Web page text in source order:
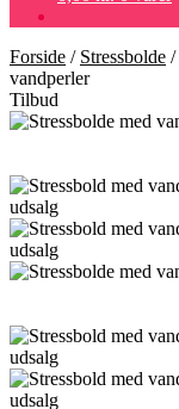
Forside / Stressbolde /
vandperler
Tilbud